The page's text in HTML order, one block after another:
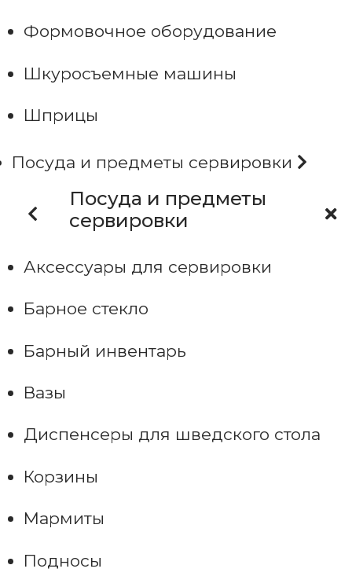
Формовочное оборудование
Шкуросъемные машины
Шприцы
Посуда и предметы сервировки
Посуда и предметы
сервировки
Аксессуары для сервировки
Барное стекло
Барный инвентарь
Вазы
Диспенсеры для шведского стола
Корзины
Мармиты
Подносы